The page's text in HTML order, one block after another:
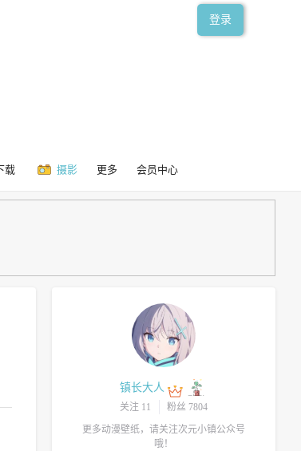
登录
载 摄影 更多 会员中心
镇长大人
关注 11
粉丝 7804
更多动漫壁纸，请关注次元小镇公众号
哦！